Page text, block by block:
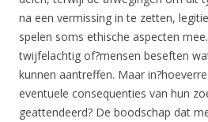
na een vermissing in te zetten,
spelen soms ethische aspecten
twijfelachtig of?mensen beseften
kunnen aantreffen. Maar
eventuele consequenties van hun
geattendeerd? De boodschap dat